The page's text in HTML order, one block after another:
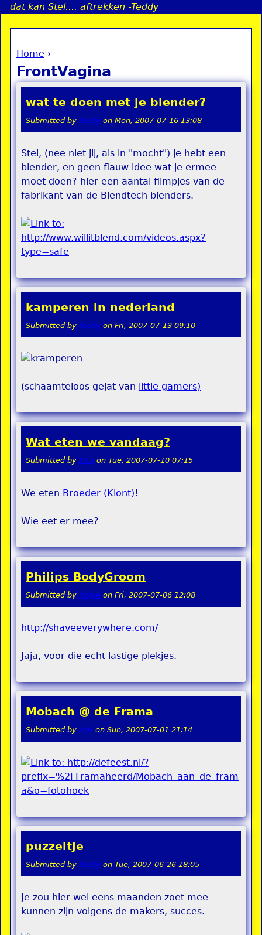
Jump to navigation
dat kan Stel.... aftrekken -Teddy
You are here
Home ›
FrontVagina
wat te doen met je blender?
Submitted by teddy on Mon, 2007-07-16 13:08
Stel, (nee niet jij, als in "mocht") je hebt een
blender, en geen flauw idee wat je ermee
moet doen? hier een aantal filmpjes van de
fabrikant van de Blendtech blenders.
kamperen in nederland
Submitted by teddy on Fri, 2007-07-13 09:10
(schaamteloos gejat van little gamers)
Wat eten we vandaag?
Submitted by KKS on Tue, 2007-07-10 07:15
We eten Broeder (Klont)!
Wie eet er mee?
Philips BodyGroom
Submitted by rippie on Fri, 2007-07-06 12:08
http://shaveeverywhere.com/
Jaja, voor die echt lastige plekjes.
Mobach @ de Frama
Submitted by stel on Sun, 2007-07-01 21:14
puzzeltje
Submitted by teddy on Tue, 2007-06-26 18:05
Je zou hier wel eens maanden zoet mee
kunnen zijn volgens de makers, succes.